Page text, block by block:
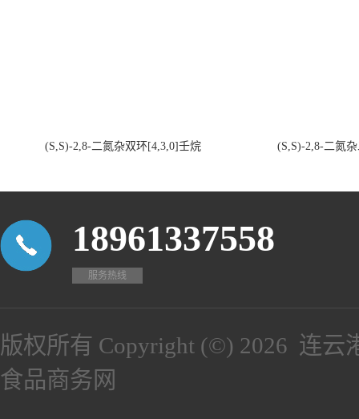
(S,S)-2,8-二氮杂双环[4,3,0]壬烷 (S,S)-2,8-二氮
18961337558
服务热线
版权所有 Copyright (©) 2026 连云
食品商务网